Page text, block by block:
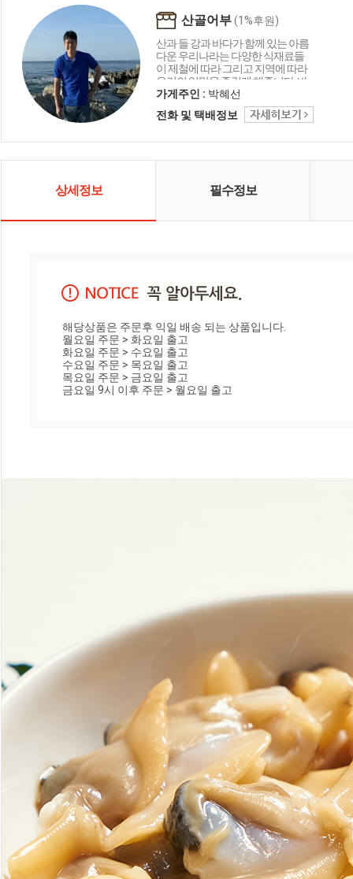
산골어부(1%후원)
산과 들 강과 바다가 함께 있는 아름
다운 우리나라는 다양한 식재료들
이 제철에 따라 그리고 지역에 따라
우리의 입맛을 즐겁게 해줍니다. 바
다의 재료로 함께 만드는 요리들은
언제나 우리의 맛에 감칠맛과 부드
러움 그리고 음식이 문화로 발전하
골어부는 바다와 자연을 담고 그리
가게주인 : 박혜선
전화 및 택배정보
상세정보 필수정보
해당상품은 주문후 익일 배송 되는 상품입니다.
월요일 주문 > 화요일 출고
화요일 주문 > 수요일 출고
수요일 주문 > 목요일 출고
목요일 주문 > 금요일 출고
금요일 9시 이후 주문 > 월요일 출고